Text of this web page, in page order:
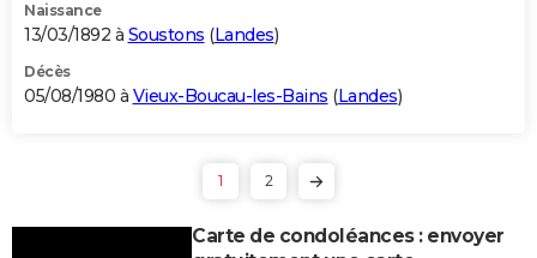
Naissance
13/03/1892 à Soustons (Landes)
Décès
05/08/1980 à Vieux-Boucau-les-Bains (Landes)
1 2
Carte de condoléances : envoyer